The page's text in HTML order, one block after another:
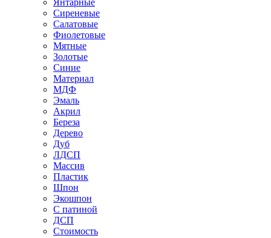
Янтарные
Сиреневые
Салатовые
Фиолетовые
Мятные
Золотые
Синие
Материал
МДФ
Эмаль
Акрил
Береза
Дерево
Дуб
ЛДСП
Массив
Пластик
Шпон
Экошпон
С патиной
ДСП
Стоимость